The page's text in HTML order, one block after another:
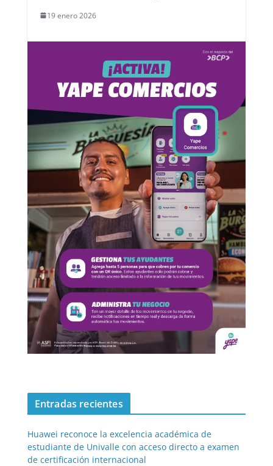
19 enero 2026
Entradas recientes
Huawei reconoce la excelencia académica de
estudiante de Univalle con acceso directo a examen
de certificación internacional